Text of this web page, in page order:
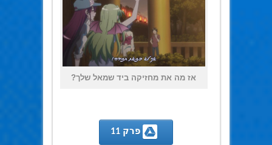
אז מה את מחזיקה ביד שמאל שלך?
פרק 11